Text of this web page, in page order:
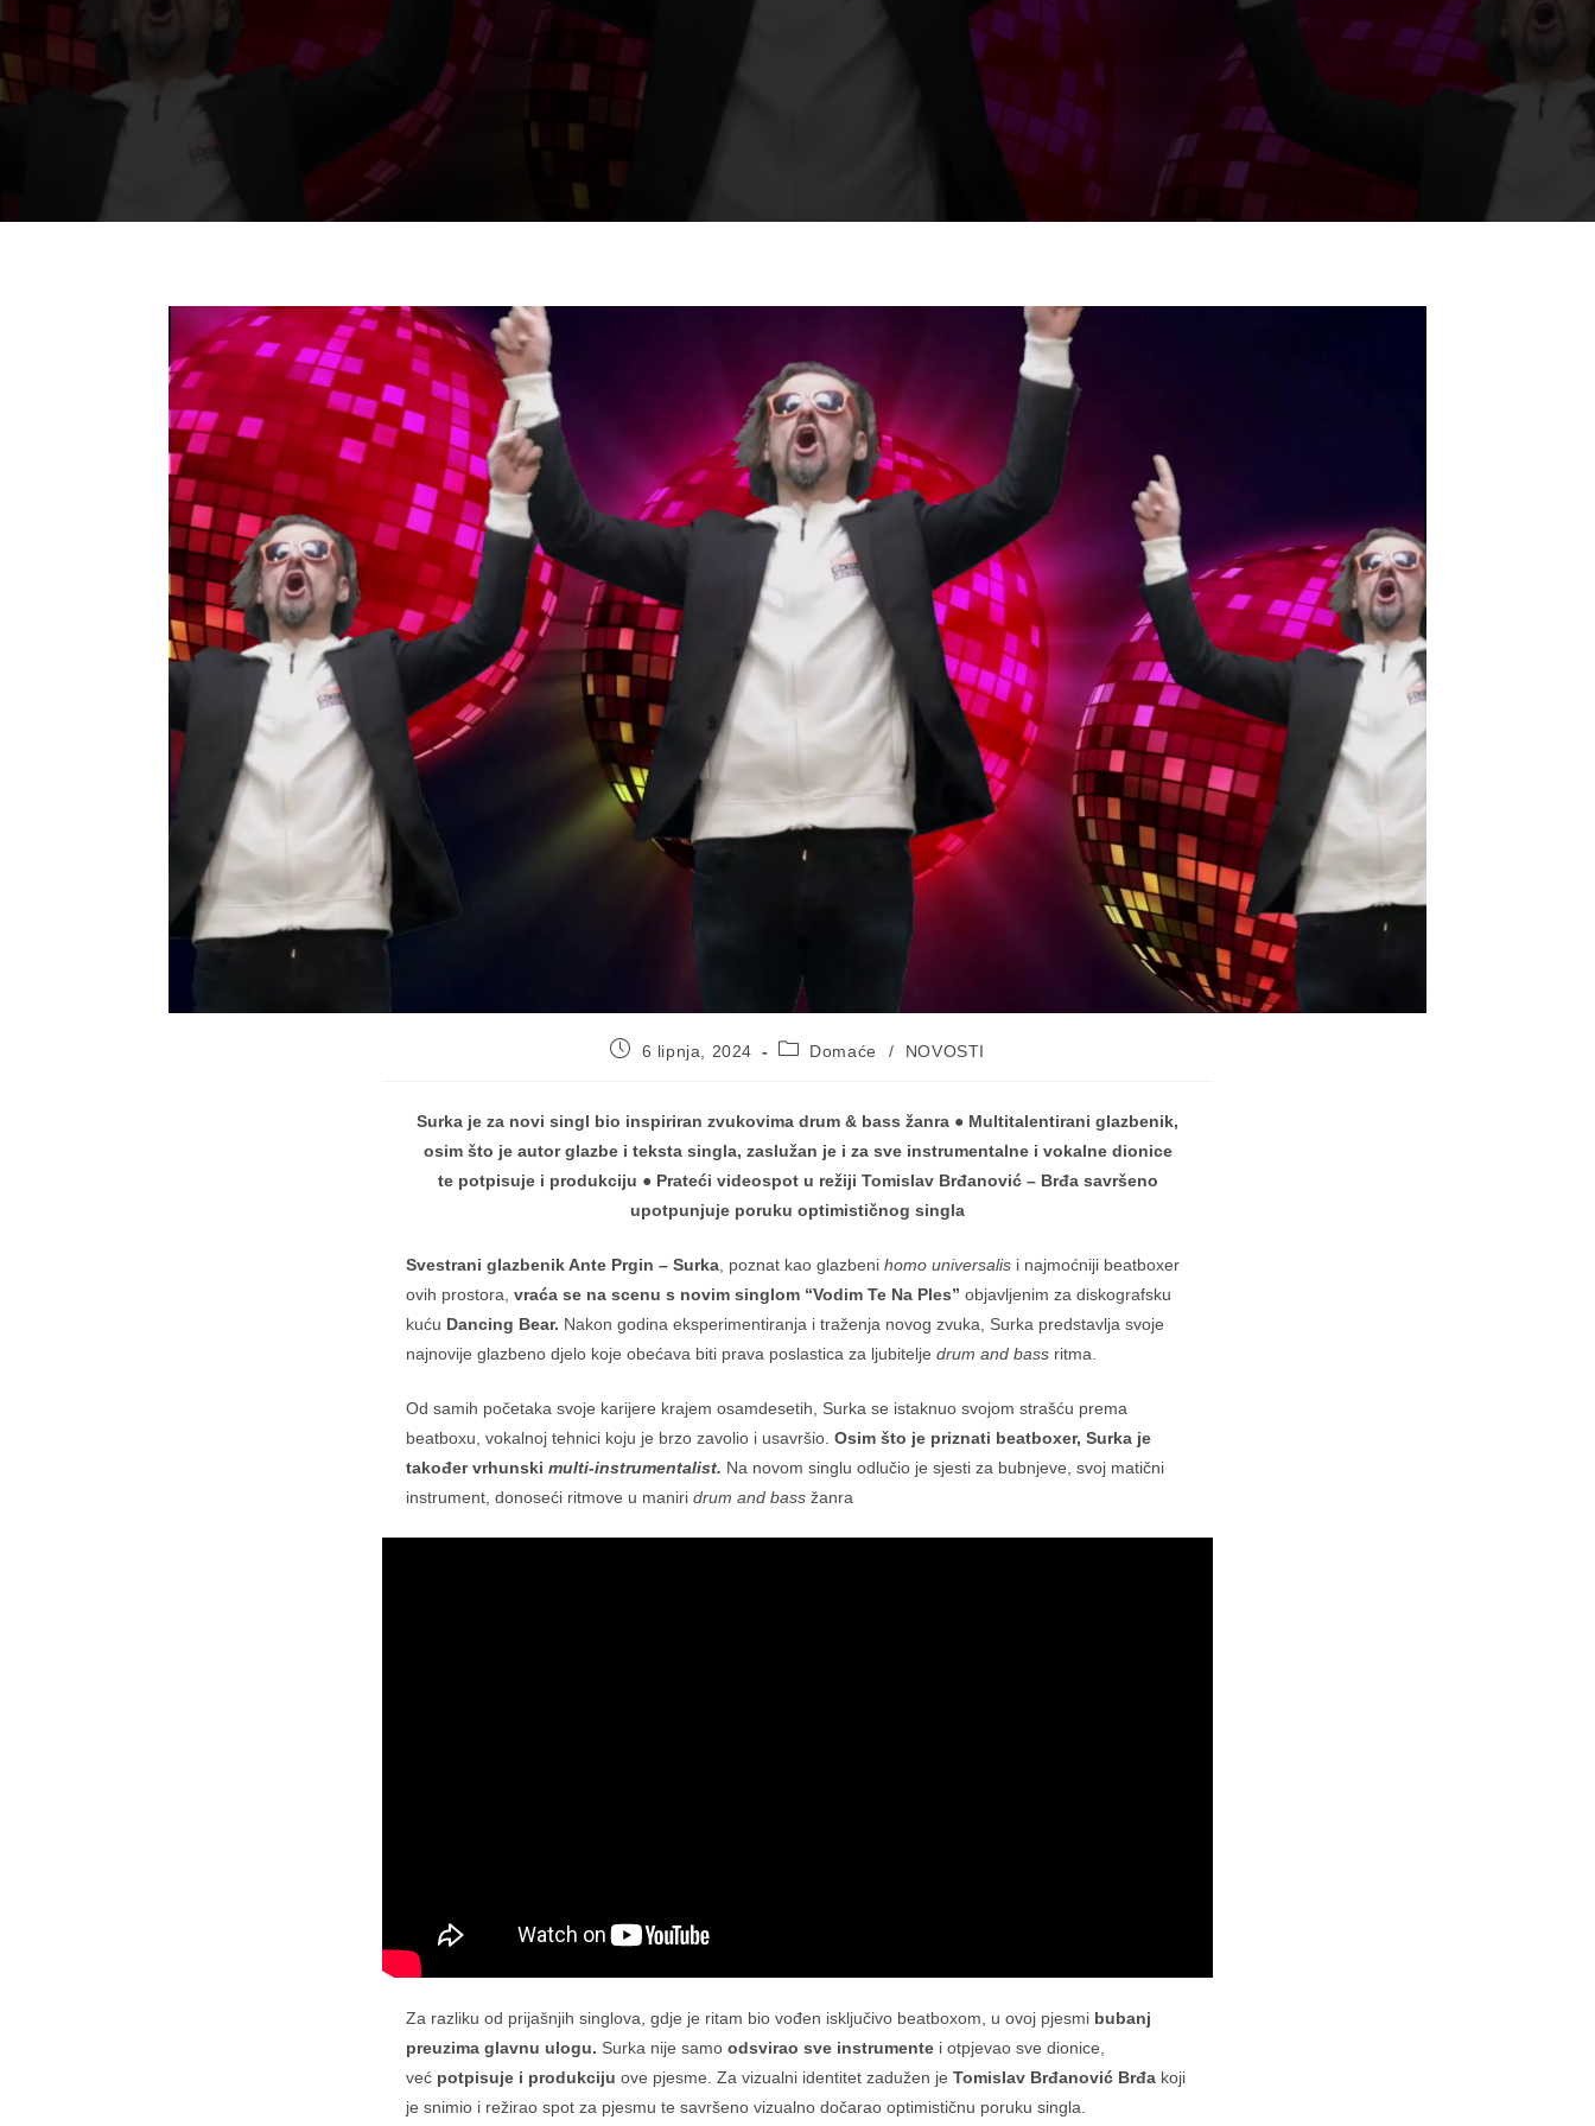
Objava6 lipnja, 2024
Kategorija
Domaće / NOVOSTI
Surka je za novi singl bio inspiriran zvukovima drum & bass žanra ● Multitalentirani glazbenik,
osim što je autor glazbe i teksta singla, zaslužan je i za sve instrumentalne i vokalne dionice
te potpisuje i produkciju ● Prateći videospot u režiji Tomislav Brđanović – Brđa savršeno
upotpunjuje poruku optimističnog singla
Svestrani glazbenik Ante Prgin – Surka, poznat kao glazbeni homo universalis i najmoćniji beatboxer
ovih prostora, vraća se na scenu s novim singlom “Vodim Te Na Ples” objavljenim za diskografsku
kuću Dancing Bear. Nakon godina eksperimentiranja i traženja novog zvuka, Surka predstavlja svoje
najnovije glazbeno djelo koje obećava biti prava poslastica za ljubitelje drum and bass ritma.
Od samih početaka svoje karijere krajem osamdesetih, Surka se istaknuo svojom strašću prema
beatboxu, vokalnoj tehnici koju je brzo zavolio i usavršio. Osim što je priznati beatboxer, Surka je
također vrhunski multi-instrumentalist. Na novom singlu odlučio je sjesti za bubnjeve, svoj matični
instrument, donoseći ritmove u maniri drum and bass žanra
Za razliku od prijašnjih singlova, gdje je ritam bio vođen isključivo beatboxom, u ovoj pjesmi bubanj
preuzima glavnu ulogu. Surka nije samo odsvirao sve instrumente i otpjevao sve dionice,
već potpisuje i produkciju ove pjesme. Za vizualni identitet zadužen je Tomislav Brđanović Brđa koji
je snimio i režirao spot za pjesmu te savršeno vizualno dočarao optimističnu poruku singla.